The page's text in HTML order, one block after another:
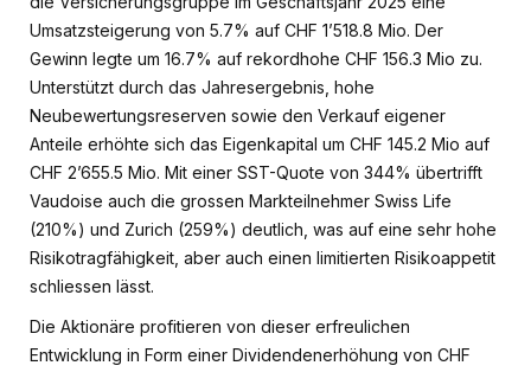
Umsatzsteigerung von 5.7% auf CHF 1’518.8 Mio. Der
Gewinn legte um 16.7% auf rekordhohe CHF 156.3 Mio zu.
Unterstützt durch das Jahresergebnis, hohe
Neubewertungsreserven sowie den Verkauf eigener
Anteile erhöhte sich das Eigenkapital um CHF 145.2 Mio auf
CHF 2’655.5 Mio. Mit einer SST-Quote von 344% übertrifft
Vaudoise auch die grossen Markteilnehmer Swiss Life
(210%) und Zurich (259%) deutlich, was auf eine sehr hohe
Risikotragfähigkeit, aber auch einen limitierten Risikoappetit
schliessen lässt.
Die Aktionäre profitieren von dieser erfreulichen
Entwicklung in Form einer Dividendenerhöhung von CHF